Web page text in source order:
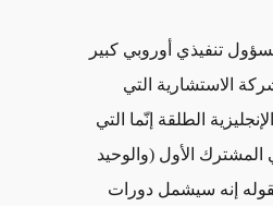
تنفيذي أوروبي كبير
الاستشارية التي
الطلقة إنّما التي
الأول (والوحيد
إنه سيشمل دورات